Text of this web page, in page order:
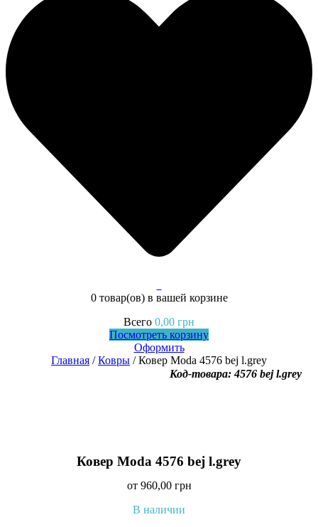
0 товар(ов)в вашей корзине
Всего 0,00 грн
Посмотреть корзину
Оформить
Главная /Ковры / Ковер Moda 4576 bej l.grey
Код-товара: 4576 bej l.grey
Ковер Moda 4576 bej l.grey
от 960,00 грн
В наличии